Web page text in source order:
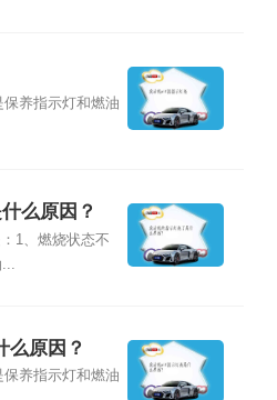
养指示灯和燃油
么原因？
1、燃烧状态不
么原因？
养指示灯和燃油